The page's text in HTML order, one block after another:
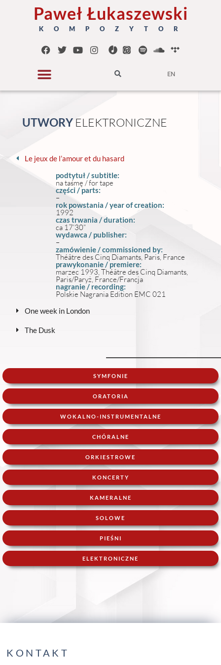
Paweł Łukaszewski
K O M P O Z Y T O R
EN
UTWORY EL EKTRONICZNE
Le jeux de l’amour et du hasard
podtytuł / subtitle:
na taśmę / for tape
części / parts:
–
rok powstania / year of creation:
1992
czas trwania / duration:
ca 17’30”
wydawca / publisher:
–
zamówienie / commissioned by:
Théâtre des Cinq Diamants, Paris, France
prawykonanie / premiere:
marzec 1993, Théâtre des Cinq Diamants,
Paris/Paryż, France/Francja
nagranie / recording:
Polskie Nagrania Edition EMC 021
One week in London
The Dusk
SYMFONIE
ORATORIA
WOKALNO-INSTRUMENTALNE
CHÓRALNE
ORKIESTROWE
KONCERTY
KAMERALNE
SOLOWE
PIEŚNI
ELEKTRONICZNE
KONTAKT